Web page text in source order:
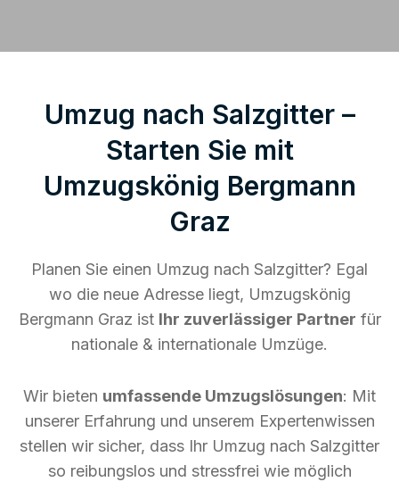
Umzug nach Salzgitter –
Starten Sie mit
Umzugskönig Bergmann
Graz
Planen Sie einen Umzug nach Salzgitter? Egal
wo die neue Adresse liegt, Umzugskönig
Bergmann Graz ist Ihr zuverlässiger Partner für
nationale & internationale Umzüge.
Wir bieten umfassende Umzugslösungen: Mit
unserer Erfahrung und unserem Expertenwissen
stellen wir sicher, dass Ihr Umzug nach Salzgitter
so reibungslos und stressfrei wie möglich